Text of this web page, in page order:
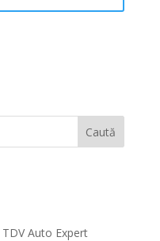
Caută
Auto Expert